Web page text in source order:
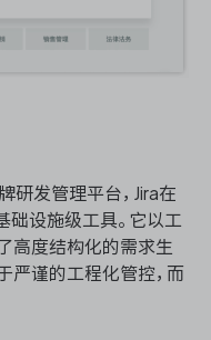
研发管理平台，Jira在
设施级工具。它以工
高度结构化的需求生
严谨的工程化管控，而